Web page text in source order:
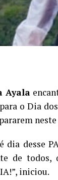
Ayala
o Dia
dia desse
de
iniciou.